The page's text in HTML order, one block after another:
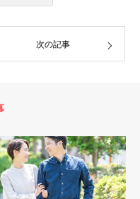
次の記事